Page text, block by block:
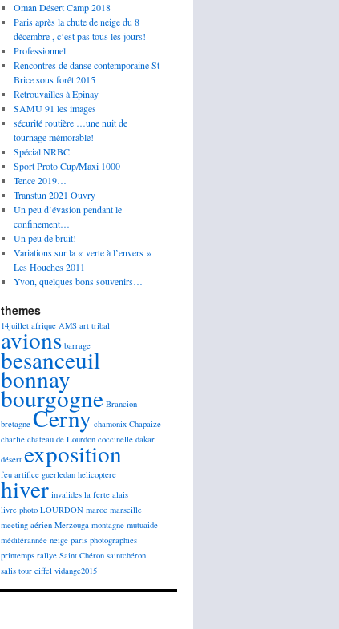
Oman Désert Camp 2018
Paris après la chute de neige du 8
décembre , c’est pas tous les jours!
Professionnel.
Rencontres de danse contemporaine St
Brice sous forêt 2015
Retrouvailles à Epinay
SAMU 91 les images
sécurité routière …une nuit de
tournage mémorable!
Spécial NRBC
Sport Proto Cup/Maxi 1000
Tence 2019…
Transtun 2021 Ouvry
Un peu d’évasion pendant le
confinement…
Un peu de bruit!
Variations sur la « verte à l’envers »
Les Houches 2011
Yvon, quelques bons souvenirs…
themes
14juillet afrique AMS art tribal
avions barrage
besanceuil
bonnay
bourgogne Brancion
bretagne Cerny chamonix Chapaize
charlie chateau de Lourdon coccinelle dakar
désert exposition
feu artifice guerledan helicoptere
hiver invalides la ferte alais
livre photo LOURDON maroc marseille
meeting aérien Merzouga montagne mutuaide
méditérannée neige paris photographies
printemps rallye Saint Chéron saintchéron
salis tour eiffel vidange2015